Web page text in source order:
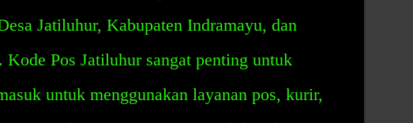
Jatiluhur, Kabupaten Indramayu, dan
Kode Pos Jatiluhur sangat penting untuk
untuk menggunakan layanan pos, kurir,